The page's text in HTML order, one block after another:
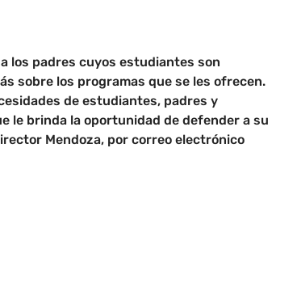
los padres cuyos estudiantes son
sobre los programas que se les ofrecen.
de estudiantes, padres y
le brinda la oportunidad de defender a su
Mendoza, por correo electrónico